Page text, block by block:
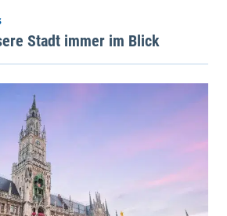
Stadt immer im Blick